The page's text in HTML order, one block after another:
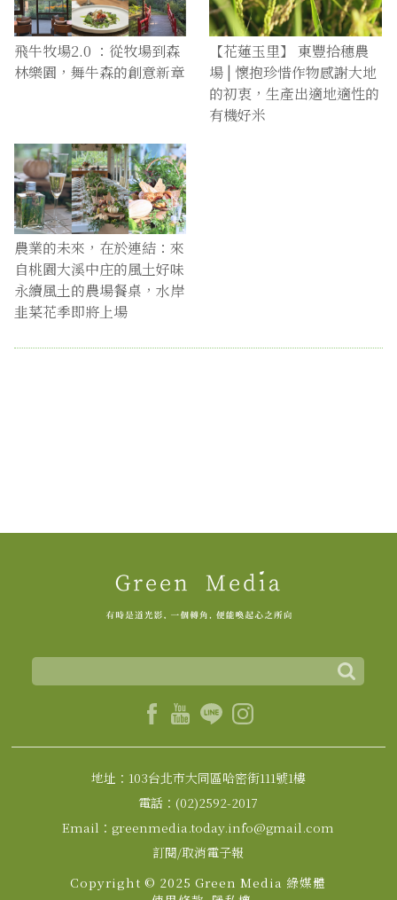
飛牛牧場2.0 ：從牧場到森
林樂園，舞牛森的創意新章
【花蓮玉里】 東豐拾穗農
場 | 懷抱珍惜作物感謝大地
的初衷，生產出適地適性的
有機好米
農業的未來，在於連結：來
自桃園大溪中庄的風土好味
永續風土的農場餐桌，水岸
韭菜花季即將上場
地址：103台北市大同區哈密街111號1樓
電話：(02)2592-2017
Email：greenmedia.today.info@gmail.com
訂閱/取消電子報
Copyright © 2025 Green Media 綠媒體